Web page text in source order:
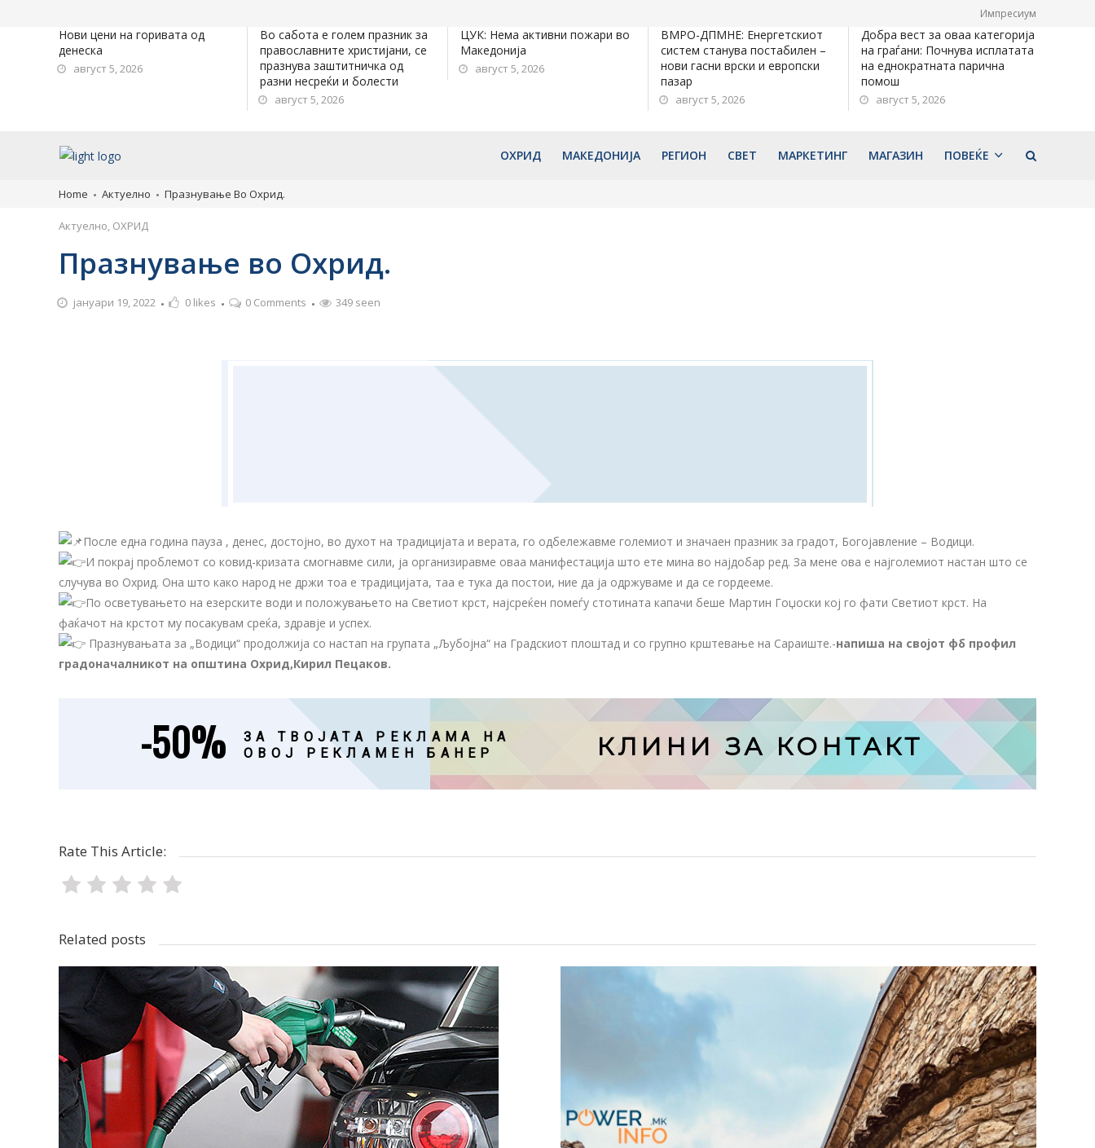
Импресиум
Нови цени на горивата од
денеска
август 5, 2026
Во сабота е голем празник за
православните христијани, се
празнува заштитничка од
разни несреќи и болести
август 5, 2026
ЦУК: Нема активни пожари во
Македонија
август 5, 2026
ВМРО-ДПМНЕ: Енергетскиот
систем станува постабилен –
нови гасни врски и европски
пазар
август 5, 2026
Добра вест за оваа категорија
на граѓани: Почнува исплатата
на еднократната парична
помош
август 5, 2026
ОХРИД МАКЕДОНИЈА РЕГИОН СВЕТ МАРКЕТИНГ МАГАЗИН ПОВЕЌЕ
Home Актуелно Празнување Во Охрид.
Актуелно, ОХРИД
Празнување во Охрид.
јануари 19, 2022 0 likes 0 Comments 349 seen
После една година пауза , денес, достојно, во духот на традицијата и верата, го одбележавме големиот и значаен празник за градот, Богојавление – Водици.
И покрај проблемот со ковид-кризата смогнавме сили, ја организиравме оваа манифестација што ете мина во најдобар ред. За мене ова е најголемиот настан што се
случува во Охрид. Она што како народ не држи тоа е традицијата, таа е тука да постои, ние да ја одржуваме и да се гордееме.
По осветувањето на езерските води и положувањето на Светиот крст, најсреќен помеѓу стотината капачи беше Мартин Гоџоски кој го фати Светиот крст. На
фаќачот на крстот му посакувам среќа, здравје и успех.
Празнувањата за „Водици“ продолжија со настап на групата „Љубојна“ на Градскиот плоштад и со групно крштевање на Сараиште.-напиша на својот фб профил
градоначалникот на општина Охрид,Кирил Пецаков.
-50%
ЗА ТВОЈАТА РЕКЛАМА НА
ОВОЈ РЕКЛАМЕН БАНЕР
КЛИНИ ЗА КОНТАКТ
Rate This Article:
Related posts